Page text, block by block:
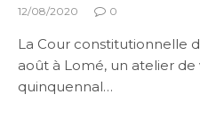
12/08/2020 0
La Cour constitutionnelle
août à Lomé, un atelier de
quinquennal…